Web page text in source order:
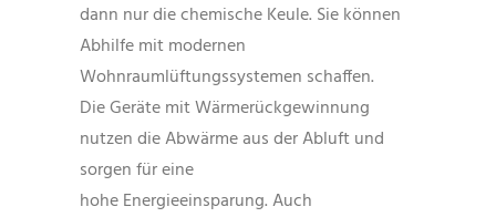
dann nur die chemische Keule. Sie können
Abhilfe mit modernen
Wohnraumlüftungssystemen schaffen.
Die Geräte mit Wärmerückgewinnung
nutzen die Abwärme aus der Abluft und
sorgen für eine
hohe Energieeinsparung. Auch